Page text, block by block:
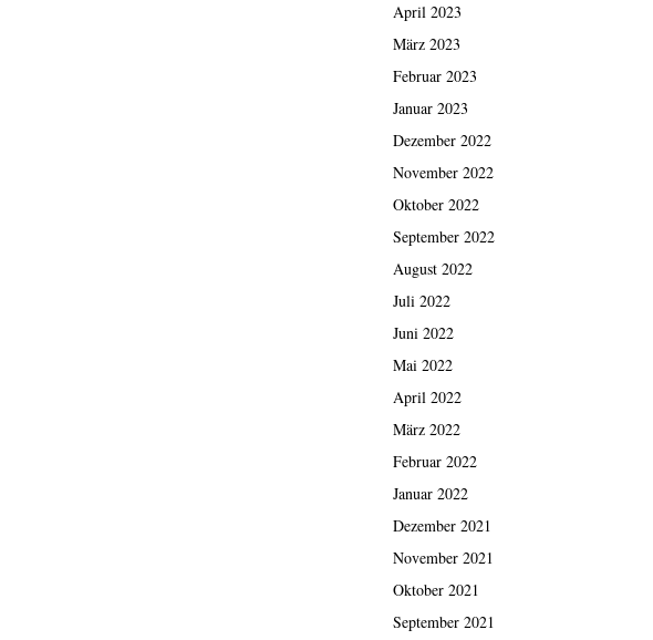
April 2023
März 2023
Februar 2023
Januar 2023
Dezember 2022
November 2022
Oktober 2022
September 2022
August 2022
Juli 2022
Juni 2022
Mai 2022
April 2022
März 2022
Februar 2022
Januar 2022
Dezember 2021
November 2021
Oktober 2021
September 2021